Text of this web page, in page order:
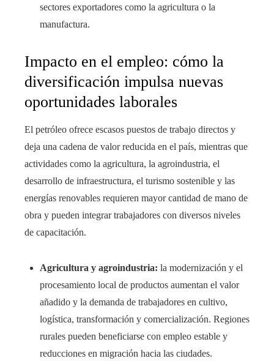
sectores exportadores como la agricultura o la
manufactura.
Impacto en el empleo: cómo la
diversificación impulsa nuevas
oportunidades laborales
El petróleo ofrece escasos puestos de trabajo directos y
deja una cadena de valor reducida en el país, mientras que
actividades como la agricultura, la agroindustria, el
desarrollo de infraestructura, el turismo sostenible y las
energías renovables requieren mayor cantidad de mano de
obra y pueden integrar trabajadores con diversos niveles
de capacitación.
Agricultura y agroindustria: la modernización y el
procesamiento local de productos aumentan el valor
añadido y la demanda de trabajadores en cultivo,
logística, transformación y comercialización. Regiones
rurales pueden beneficiarse con empleo estable y
reducciones en migración hacia las ciudades.